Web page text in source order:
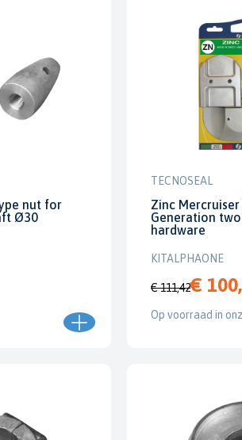
nut for
Ø30
TECNOSEAL
Zinc
Generation
hardware
KITALPHAONE
€ 111,42€
Op voorraad in